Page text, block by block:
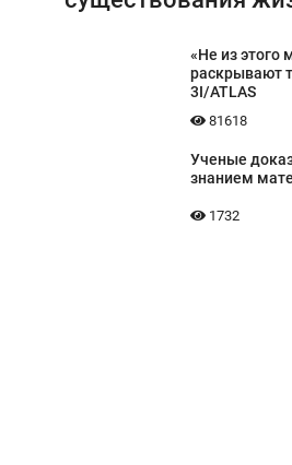
«Не из этого
раскрывают
3I/ATLAS
81618
Ученые
знанием
1732